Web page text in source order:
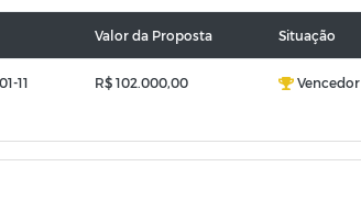
Valor da Proposta Situação
11 R$ 102.000,00 Vencedor